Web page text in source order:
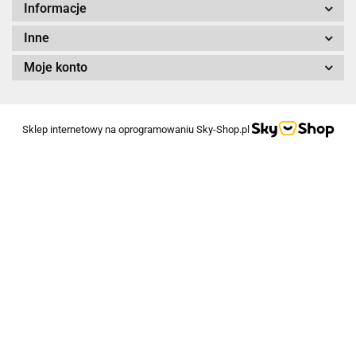
Informacje
Inne
Moje konto
Sklep internetowy na oprogramowaniu Sky-Shop.pl